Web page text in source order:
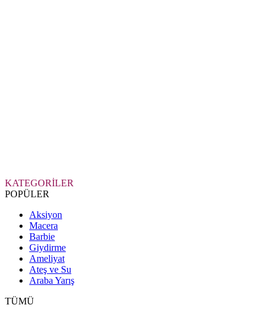
KATEGORİLER
POPÜLER
Aksiyon
Macera
Barbie
Giydirme
Ameliyat
Ateş ve Su
Araba Yarış
TÜMÜ